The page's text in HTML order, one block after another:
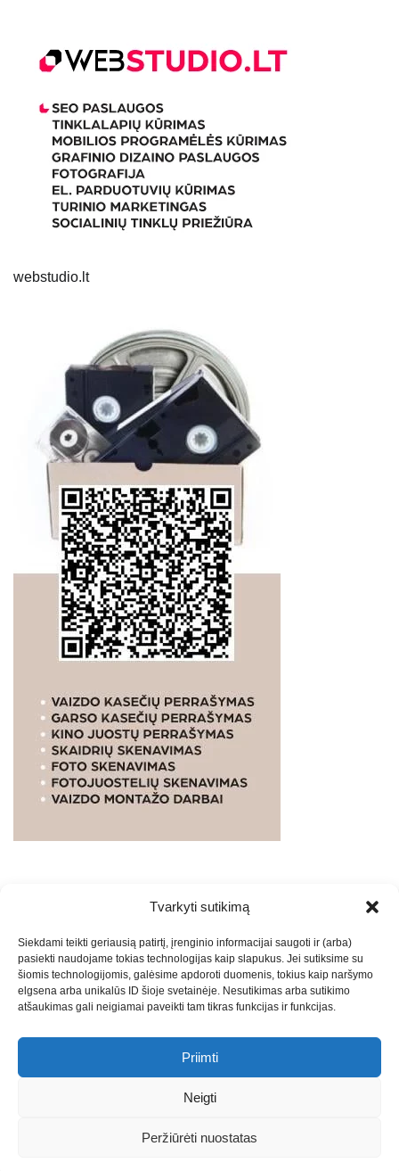
Tvarkyti sutikimą
Siekdami teikti geriausią patirtį, įrenginio informacijai saugoti ir (arba)
pasiekti naudojame tokias technologijas kaip slapukus. Jei sutiksime su
šiomis technologijomis, galėsime apdoroti duomenis, tokius kaip naršymo
elgsena arba unikalūs ID šioje svetainėje. Nesutikimas arba sutikimo
atšaukimas gali neigiamai paveikti tam tikras funkcijas ir funkcijas.
Priimti
Neigti
Peržiūrėti nuostatas
webstudio.lt
PASLAUGOS. SEO tekstų rašymas, turinio kūrimas,
straipsnių rašymas ir talpinimas į mūsų valdomas
svetaines.2026Armijai.LTTheme: Express News ByAdore
Themes.
Marketingo agentūra -Teisinės
-Saulius Narbutas
Regionų naujienos-